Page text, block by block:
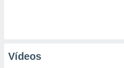
Vídeos